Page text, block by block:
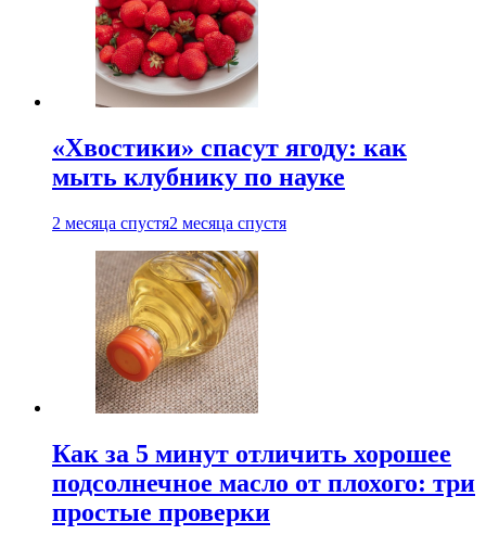
«Хвостики» спасут ягоду: как
мыть клубнику по науке
2 месяца спустя2 месяца спустя
Как за 5 минут отличить хорошее
подсолнечное масло от плохого: три
простые проверки